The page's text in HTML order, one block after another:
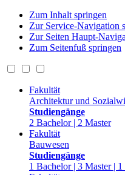
Zum Inhalt springen
Zur Service-Navigation
Zur Seiten Haupt-
Zum Seitenfuß springen
Fakultät
Architektur und
Studiengänge
2 Bachelor | 2 Master
Fakultät
Bauwesen
Studiengänge
1 Bachelor | 3 Master |